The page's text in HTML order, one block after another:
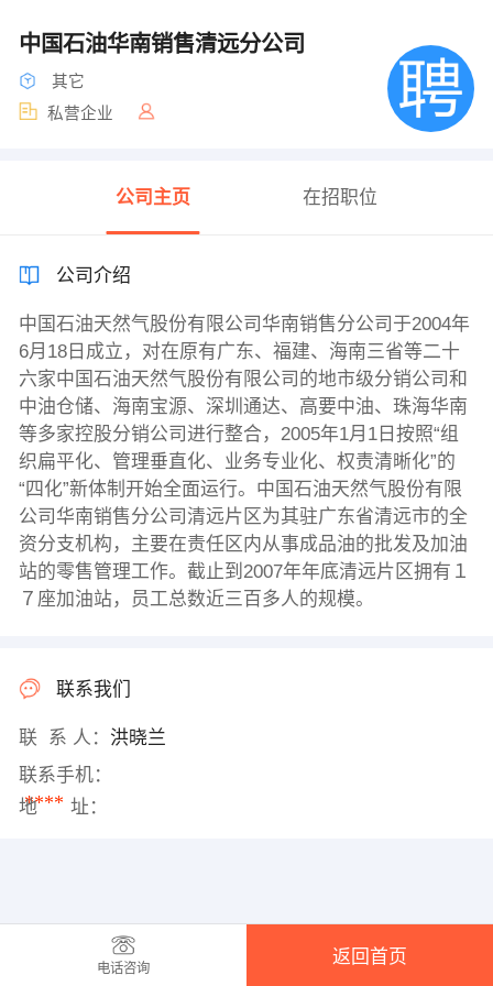
中国石油华南销售清远分公司
其它
私营企业
公司主页 在招职位
公司介绍
中国石油天然气股份有限公司华南销售分公司于2004年
6月18日成立，对在原有广东、福建、海南三省等二十
六家中国石油天然气股份有限公司的地市级分销公司和
中油仓储、海南宝源、深圳通达、高要中油、珠海华南
等多家控股分销公司进行整合，2005年1月1日按照“组
织扁平化、管理垂直化、业务专业化、权责清晰化”的
“四化”新体制开始全面运行。中国石油天然气股份有限
公司华南销售分公司清远片区为其驻广东省清远市的全
资分支机构，主要在责任区内从事成品油的批发及加油
站的零售管理工作。截止到2007年年底清远片区拥有１
７座加油站，员工总数近三百多人的规模。
联系我们
联 系 人： 洪晓兰
联系手机：
****
地 址：
电话咨询
返回首页